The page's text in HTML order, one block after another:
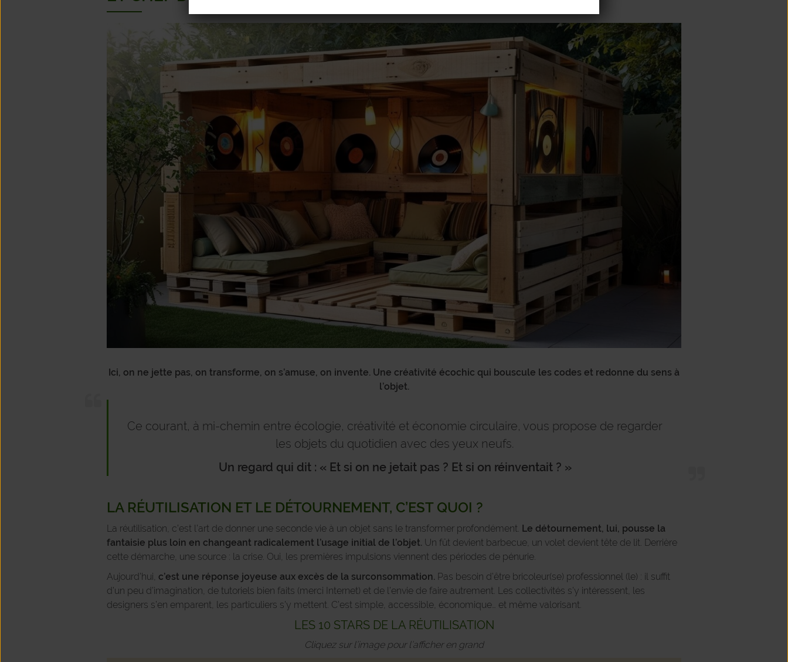
Ici, on ne jette pas, on transforme, on s’amuse, on invente. Une créativité écochic qui bouscule les codes et redonne du sens à
l’objet.
Ce courant, à mi-chemin entre écologie, créativité et économie circulaire, vous propose de regarder
les objets du quotidien avec des yeux neufs.
Un regard qui dit : « Et si on ne jetait pas ? Et si on réinventait ? »
LA RÉUTILISATION ET LE DÉTOURNEMENT, C’EST QUOI ?
La réutilisation, c’est l’art de donner une seconde vie à un objet sans le transformer profondément. Le détournement, lui, pousse la
fantaisie plus loin en changeant radicalement l’usage initial de l’objet. Un fût devient barbecue, un volet devient tête de lit. Derrière
cette démarche, une source : la crise. Oui, les premières impulsions viennent des périodes de pénurie.
Aujourd’hui, c’est une réponse joyeuse aux excès de la surconsommation. Pas besoin d’être bricoleur(se) professionnel (le) : il suffit
d’un peu d’imagination, de tutoriels bien faits (merci Internet) et de l’envie de faire autrement. Les collectivités s’y intéressent, les
designers s’en emparent, les particuliers s’y mettent. C’est simple, accessible, économique… et même valorisant.
LES 10 STARS DE LA RÉUTILISATION
Cliquez sur l’image pour l’afficher en grand